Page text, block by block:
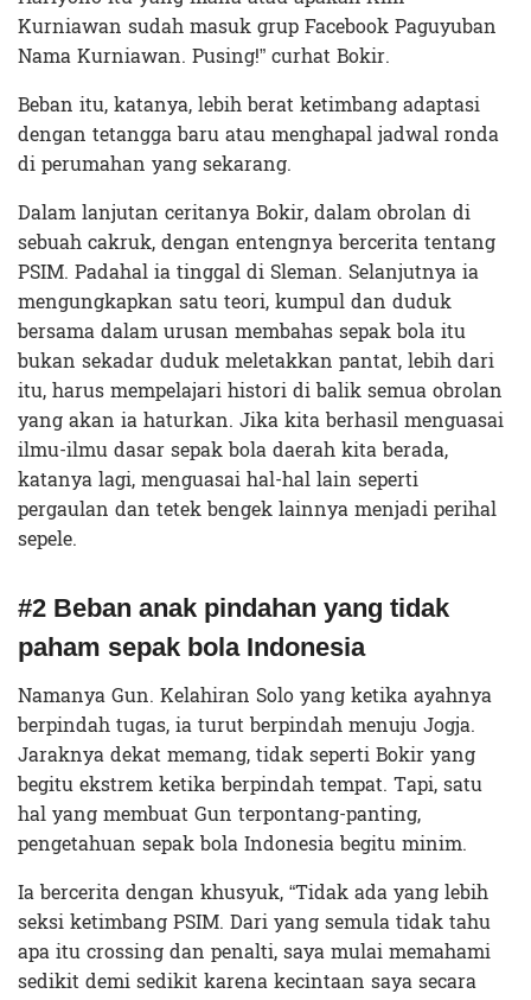
Kurniawan sudah masuk grup Facebook Paguyuban
Nama Kurniawan. Pusing!” curhat Bokir.
Beban itu, katanya, lebih berat ketimbang adaptasi
dengan tetangga baru atau menghapal jadwal ronda
di perumahan yang sekarang.
Dalam lanjutan ceritanya Bokir, dalam obrolan di
sebuah cakruk, dengan entengnya bercerita tentang
PSIM. Padahal ia tinggal di Sleman. Selanjutnya ia
mengungkapkan satu teori, kumpul dan duduk
bersama dalam urusan membahas sepak bola itu
bukan sekadar duduk meletakkan pantat, lebih dari
itu, harus mempelajari histori di balik semua obrolan
yang akan ia haturkan. Jika kita berhasil menguasai
ilmu-ilmu dasar sepak bola daerah kita berada,
katanya lagi, menguasai hal-hal lain seperti
pergaulan dan tetek bengek lainnya menjadi perihal
sepele.
#2 Beban anak pindahan yang tidak
paham sepak bola Indonesia
Namanya Gun. Kelahiran Solo yang ketika ayahnya
berpindah tugas, ia turut berpindah menuju Jogja.
Jaraknya dekat memang, tidak seperti Bokir yang
begitu ekstrem ketika berpindah tempat. Tapi, satu
hal yang membuat Gun terpontang-panting,
pengetahuan sepak bola Indonesia begitu minim.
Ia bercerita dengan khusyuk, “Tidak ada yang lebih
seksi ketimbang PSIM. Dari yang semula tidak tahu
apa itu crossing dan penalti, saya mulai memahami
sedikit demi sedikit karena kecintaan saya secara